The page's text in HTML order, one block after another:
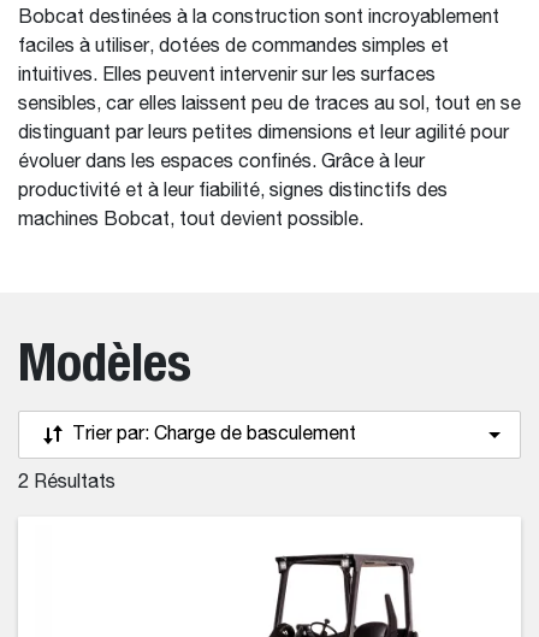
Bobcat destinées à la construction sont incroyablement
faciles à utiliser, dotées de commandes simples et
intuitives. Elles peuvent intervenir sur les surfaces
sensibles, car elles laissent peu de traces au sol, tout en se
distinguant par leurs petites dimensions et leur agilité pour
évoluer dans les espaces confinés. Grâce à leur
productivité et à leur fiabilité, signes distinctifs des
machines Bobcat, tout devient possible.
Modèles
Trier par: Charge de basculement
2 Résultats